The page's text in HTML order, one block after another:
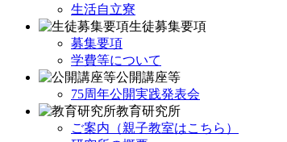
生活自立寮
生徒募集要項
募集要項
学費等について
公開講座等
75周年公開実践発表会
教育研究所
ご案内（親子教室はこちら）